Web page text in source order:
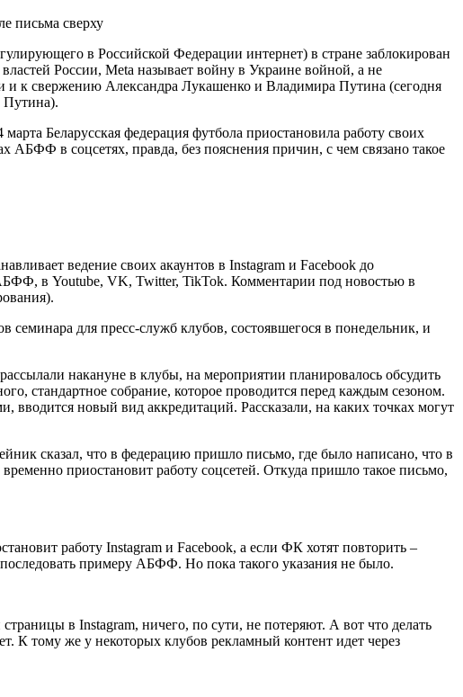
в Российской Федерации интернет) в стране заблокирован
России, Meta называет войну в Украине войной, а не
и к свержению Александра Лукашенко и Владимира Путина (сегодня
Путина).
Беларусская федерация футбола приостановила работу своих
АБФФ в соцсетях, правда, без пояснения причин, с чем связано такое
ведение своих акаунтов в Instagram и Facebook до
АБФФ, в Youtube, VK, Twitter, TikTok. Комментарии под новостью в
для пресс-служб клубов, состоявшегося в понедельник, и
накануне в клубы, на мероприятии планировалось обсудить
стандартное собрание, которое проводится перед каждым сезоном.
вводится новый вид аккредитаций. Рассказали, на каких точках могут
сказал, что в федерацию пришло письмо, где было написано, что в
приостановит работу соцсетей. Откуда пришло такое письмо,
работу Instagram и Facebook, а если ФК хотят повторить –
примеру АБФФ. Но пока такого указания не было.
в Instagram, ничего, по сути, не потеряют. А вот что делать
К тому же у некоторых клубов рекламный контент идет через